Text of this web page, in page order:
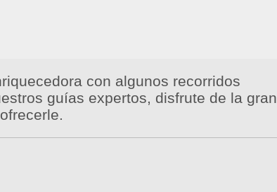
con algunos recorridos
guías expertos, disfrute de la gran